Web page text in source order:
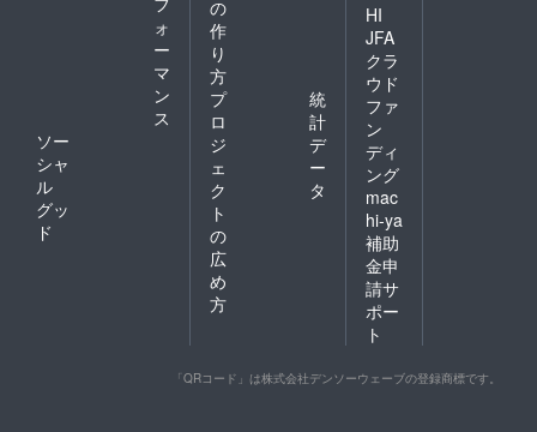
ォ
ー
マ
ン
ス
ソー
シャ
ル
グッ
ド
の
作
り
方
プ
ロ
ジ
ェ
ク
ト
の
広
め
方
統
計
デ
ー
タ
HI
JFA
クラ
ウド
ファ
ン
ディ
ング
mac
hi-ya
補助
金申
請サ
ポー
ト
「QRコード」は株式会社デンソーウェーブの登録商標です。